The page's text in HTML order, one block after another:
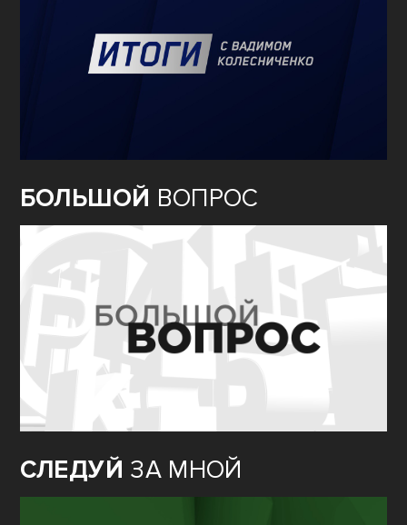
БОЛЬШОЙ ВОПРОС
СЛЕДУЙ ЗА МНОЙ